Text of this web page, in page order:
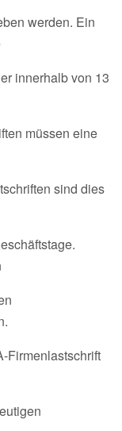
werden. Ein
innerhalb von 13
müssen eine
sind dies
Firmenlastschrift